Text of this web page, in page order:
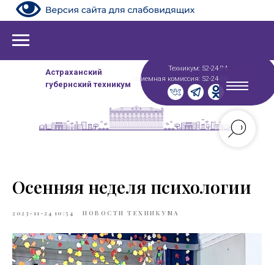
Астраханский
губернский техникум
Техникум: 52-24-84
Приемная комиссия: 52-24-86
Осенняя неделя психологии
2023-11-24 10:54 НОВОСТИ ТЕХНИКУМА